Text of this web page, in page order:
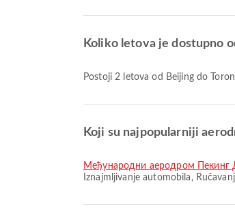
Koliko letova je dostupno
Postoji 2 letova od Beijing do
Koji su najpopularniji
Међународни аеродром Пекинг
Iznajmljivanje automobila,